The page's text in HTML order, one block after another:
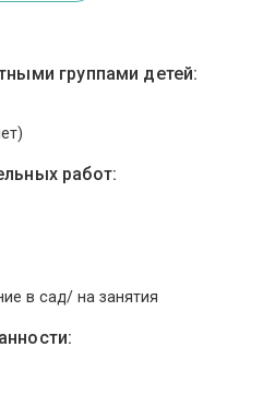
группами детей:
работ:
в сад/ на занятия